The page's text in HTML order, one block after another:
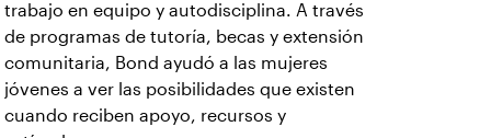
trabajo en equipo y autodisciplina. A través
de programas de tutoría, becas y extensión
comunitaria, Bond ayudó a las mujeres
jóvenes a ver las posibilidades que existen
cuando reciben apoyo, recursos y